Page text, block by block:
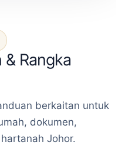
Rangka
berkaitan untuk
dokumen,
Johor.